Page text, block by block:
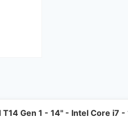
Gen 1 - 14" - Intel Core i7 -